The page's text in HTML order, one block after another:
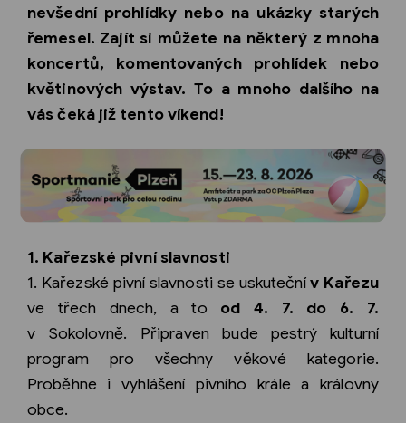
nevšední prohlídky nebo na ukázky starých
řemesel. Zajít si můžete na některý z mnoha
koncertů, komentovaných prohlídek nebo
květinových výstav. To a mnoho dalšího na
vás čeká již tento víkend!
1. Kařezské pivní slavnosti
1. Kařezské pivní slavnosti se uskutečnív Kařezu
ve třech dnech, a to od 4. 7. do 6. 7.
v Sokolovně. Připraven bude pestrý kulturní
program pro všechny věkové kategorie.
Proběhne i vyhlášení pivního krále a královny
obce.